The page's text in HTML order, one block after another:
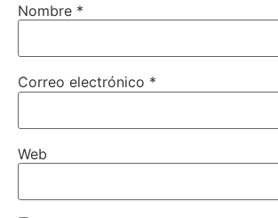
Nombre *
Correo electrónico *
Web